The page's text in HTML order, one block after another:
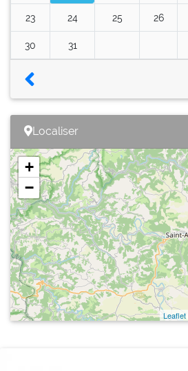
23 24 25 26
30 31
Localiser
+
−
Leaflet